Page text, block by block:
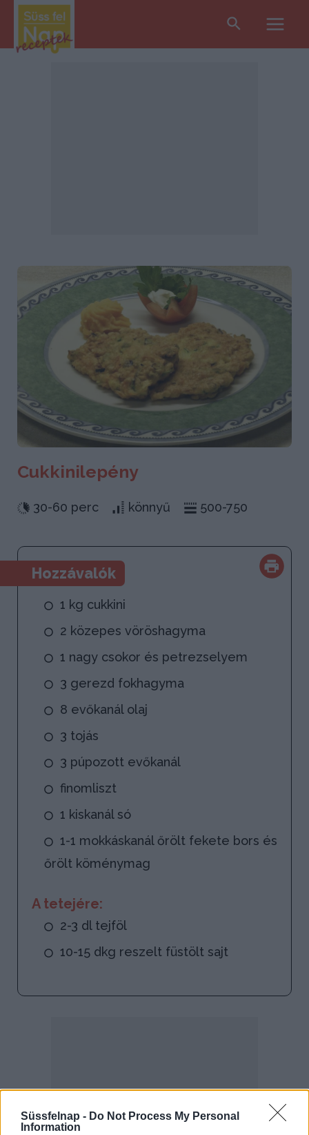
Süssfelnap - Do Not Process My Personal
Information
Search
Cukkinilepény
30-60 perc könnyű 500-750
Hozzávalók
1 kg cukkini
2 közepes vöröshagyma
1 nagy csokor és petrezselyem
3 gerezd fokhagyma
8 evőkanál olaj
3 tojás
3 púpozott evőkanál
finomliszt
1 kiskanál só
1-1 mokkáskanál őrölt fekete bors és
őrölt köménymag
A tetejére:
2-3 dl tejföl
10-15 dkg reszelt füstölt sajt